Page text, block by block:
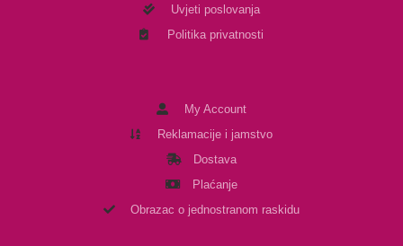
Uvjeti poslovanja
Politika privatnosti
My Account
Reklamacije i jamstvo
Dostava
Plaćanje
Obrazac o jednostranom raskidu